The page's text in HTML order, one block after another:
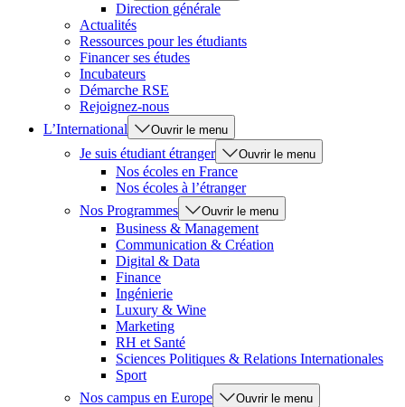
Direction générale
Actualités
Ressources pour les étudiants
Financer ses études
Incubateurs
Démarche RSE
Rejoignez-nous
L’International
Ouvrir le menu
Je suis étudiant étranger Ouvrir le menu
Nos écoles en France
Nos écoles à l’étranger
Nos Programmes
Ouvrir le menu
Business & Management
Communication & Création
Digital & Data
Finance
Ingénierie
Luxury & Wine
Marketing
RH et Santé
Sciences Politiques & Relations Internationales
Sport
Nos campus en Europe
Ouvrir le menu